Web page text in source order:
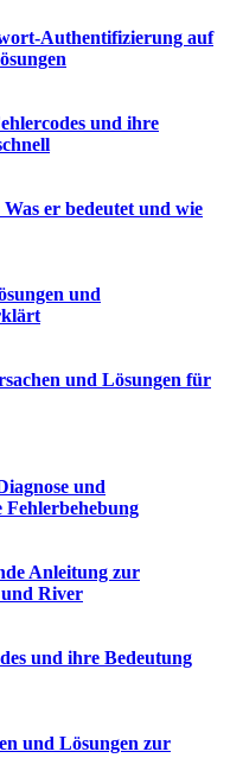
Authentifizierung auf
und ihre
er bedeutet und wie
und
und Lösungen für
und
Fehlerbehebung
Anleitung zur
und River
und ihre Bedeutung
und Lösungen zur